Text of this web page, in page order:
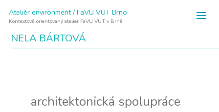
Ateliér environment / FaVU VUT Brno
Kontextově orientovaný ateliér FaVU VUT v Brně
NELA BÁRTOVÁ
architektonická spolupráce